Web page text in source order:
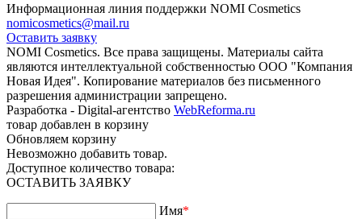
Информационная линия поддержки NOMI Сosmetics
nomicosmetics@mail.ru
Оставить заявку
NOMI Сosmetics. Все права защищены. Материалы сайта
являются интеллектуальной собственностью ООО "Компания
Новая Идея". Копирование материалов без письменного
разрешения администрации запрещено.
Разработка - Digital-агентство WebReforma.ru
товар добавлен в корзину
Обновляем корзину
Невозможно добавить товар.
Доступное количество товара:
ОСТАВИТЬ ЗАЯВКУ
Имя*